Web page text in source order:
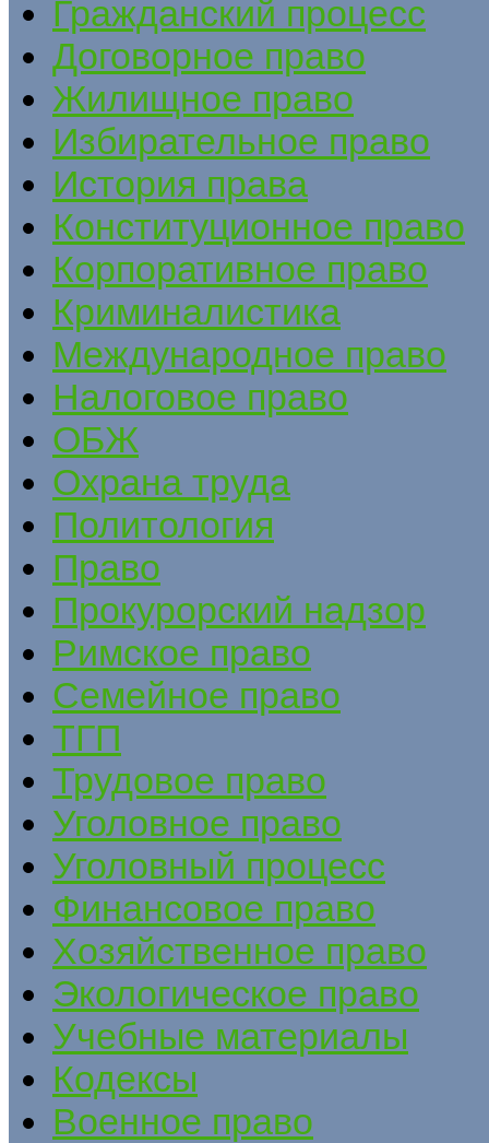
Гражданский процесс
Договорное право
Жилищное право
Избирательное право
История права
Конституционное право
Корпоративное право
Криминалистика
Международное право
Налоговое право
ОБЖ
Охрана труда
Политология
Право
Прокурорский надзор
Римское право
Семейное право
ТГП
Трудовое право
Уголовное право
Уголовный процесс
Финансовое право
Хозяйственное право
Экологическое право
Учебные материалы
Кодексы
Военное право